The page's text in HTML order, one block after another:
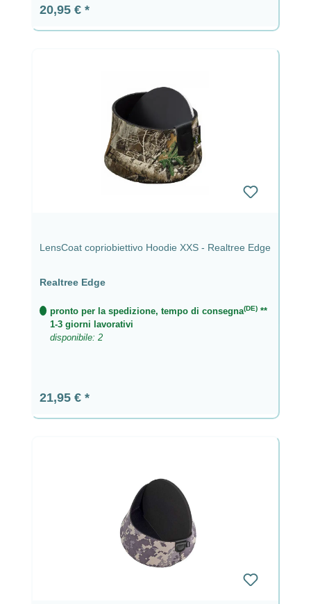
Prezzo normale:
20,95 €
LensCoat copriobiettivo Hoodie XXS - Realtree Edge
Realtree Edge
pronto per la spedizione, tempo di consegna(DE) **
1-3 giorni lavorativi
disponibile: 2
Prezzo normale:
21,95 €